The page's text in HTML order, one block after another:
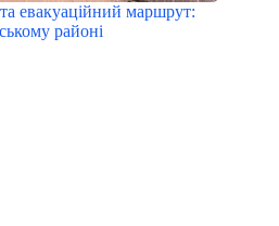
евакуаційний маршрут:
районі